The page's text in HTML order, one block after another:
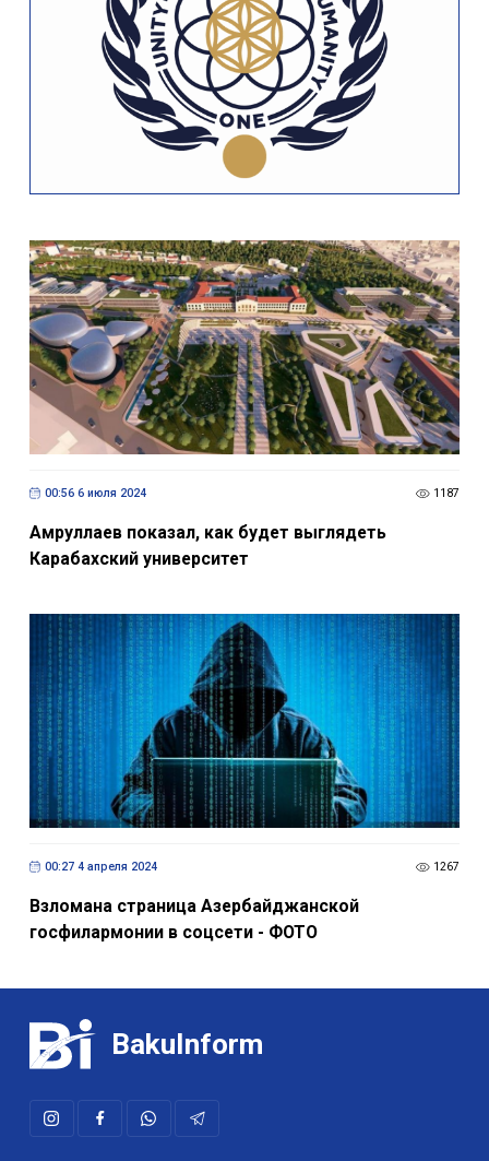
00:56 6 июля 2024 1187
Амруллаев показал, как будет выглядеть
Карабахский университет
00:27 4 апреля 2024 1267
Взломана страница Азербайджанской
госфилармонии в соцсети - ФОТО
BakuInform